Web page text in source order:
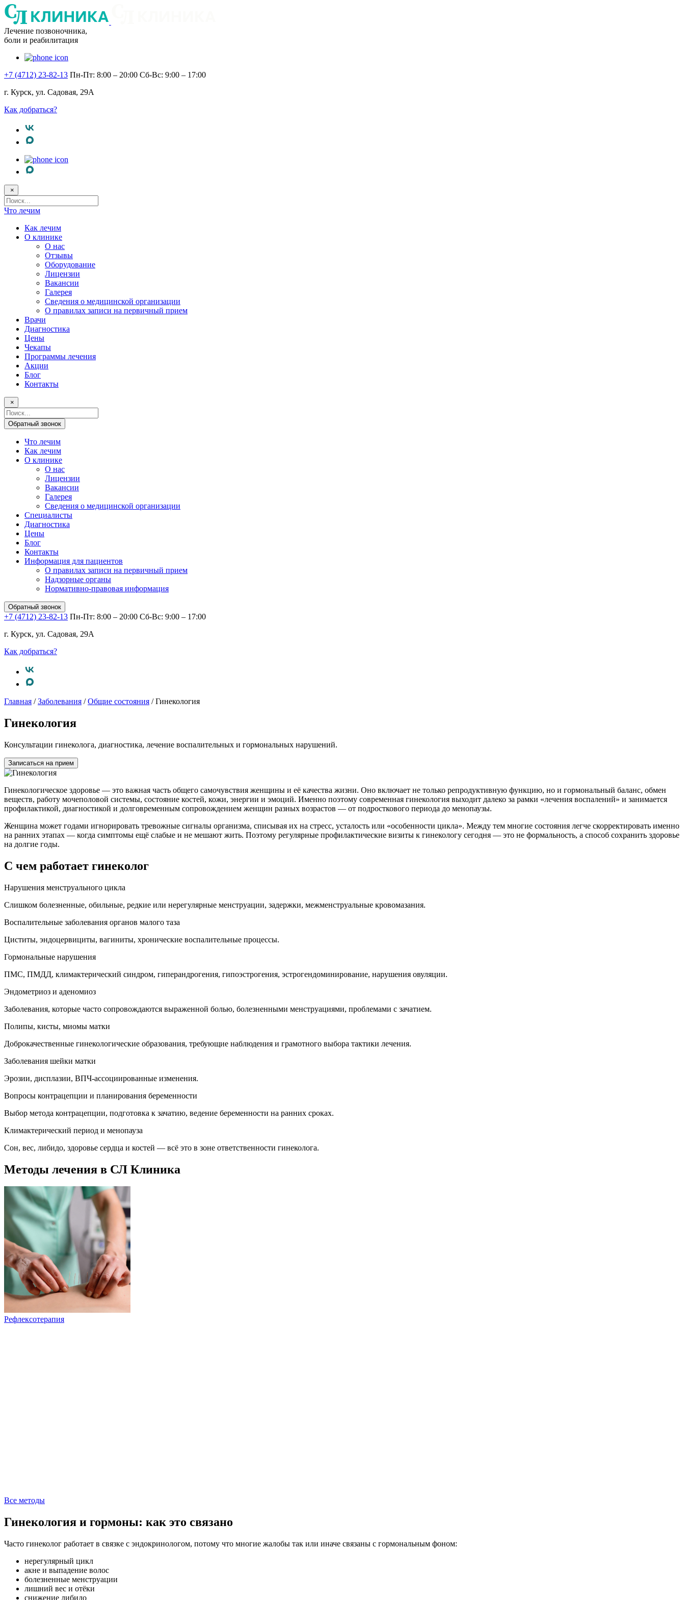
Лечение позвоночника,
боли и реабилитация
+7 (4712) 23-82-13 Пн-Пт: 8:00 – 20:00 Сб-Вс: 9:00 – 17:00
г. Курск, ул. Садовая, 29А
Как добраться?
×
Поисковый
запрос
Что лечим
Как лечим
О клинике
О нас
Отзывы
Оборудование
Лицензии
Вакансии
Галерея
Сведения о медицинской организации
О правилах записи на первичный прием
Врачи
Диагностика
Цены
Чекапы
Программы лечения
Акции
Блог
Контакты
×
Поисковый
запрос
Обратный звонок
Что лечим
Как лечим
О клинике
О нас
Лицензии
Вакансии
Галерея
Сведения о медицинской организации
Специалисты
Диагностика
Цены
Блог
Контакты
Информация для пациентов
О правилах записи на первичный прием
Надзорные органы
Нормативно-правовая информация
Обратный звонок
+7 (4712) 23-82-13 Пн-Пт: 8:00 – 20:00 Сб-Вс: 9:00 – 17:00
г. Курск, ул. Садовая, 29А
Как добраться?
Главная /Заболевания /Общие состояния /Гинекология
Гинекология
Консультации гинеколога, диагностика, лечение воспалительных и гормональных нарушений.
Записаться на прием
Гинекологическое здоровье — это важная часть общего самочувствия женщины и её качества жизни. Оно включает не только репродуктивную функцию, но и гормональный баланс, обмен
веществ, работу мочеполовой системы, состояние костей, кожи, энергии и эмоций. Именно поэтому современная гинекология выходит далеко за рамки «лечения воспалений» и занимается
профилактикой, диагностикой и долговременным сопровождением женщин разных возрастов — от подросткового периода до менопаузы.
Женщина может годами игнорировать тревожные сигналы организма, списывая их на стресс, усталость или «особенности цикла». Между тем многие состояния легче скорректировать именно
на ранних этапах — когда симптомы ещё слабые и не мешают жить. Поэтому регулярные профилактические визиты к гинекологу сегодня — это не формальность, а способ сохранить здоровье
на долгие годы.
С чем работает гинеколог
Нарушения менструального цикла
Слишком болезненные, обильные, редкие или нерегулярные менструации, задержки, межменструальные кровомазания.
Воспалительные заболевания органов малого таза
Циститы, эндоцервициты, вагиниты, хронические воспалительные процессы.
Гормональные нарушения
ПМС, ПМДД, климактерический синдром, гиперандрогения, гипоэстрогения, эстрогендоминирование, нарушения овуляции.
Эндометриоз и аденомиоз
Заболевания, которые часто сопровождаются выраженной болью, болезненными менструациями, проблемами с зачатием.
Полипы, кисты, миомы матки
Доброкачественные гинекологические образования, требующие наблюдения и грамотного выбора тактики лечения.
Заболевания шейки матки
Эрозии, дисплазии, ВПЧ-ассоциированные изменения.
Вопросы контрацепции и планирования беременности
Выбор метода контрацепции, подготовка к зачатию, ведение беременности на ранних сроках.
Климактерический период и менопауза
Сон, вес, либидо, здоровье сердца и костей — всё это в зоне ответственности гинеколога.
Методы лечения в СЛ Клиника
Рефлексотерапия
Все методы
Гинекология и гормоны: как это связано
Часто гинеколог работает в связке с эндокринологом, потому что многие жалобы так или иначе связаны с гормональным фоном:
нерегулярный цикл
акне и выпадение волос
болезненные менструации
лишний вес и отёки
снижение либидо